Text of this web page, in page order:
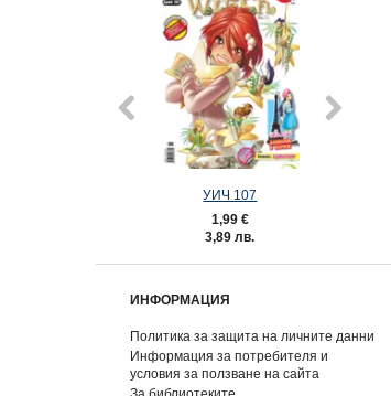
УИЧ 107
1,99 €
3,89 лв.
ИНФОРМАЦИЯ
Политика за защита на личните данни
Информация за потребителя и
условия за ползване на сайта